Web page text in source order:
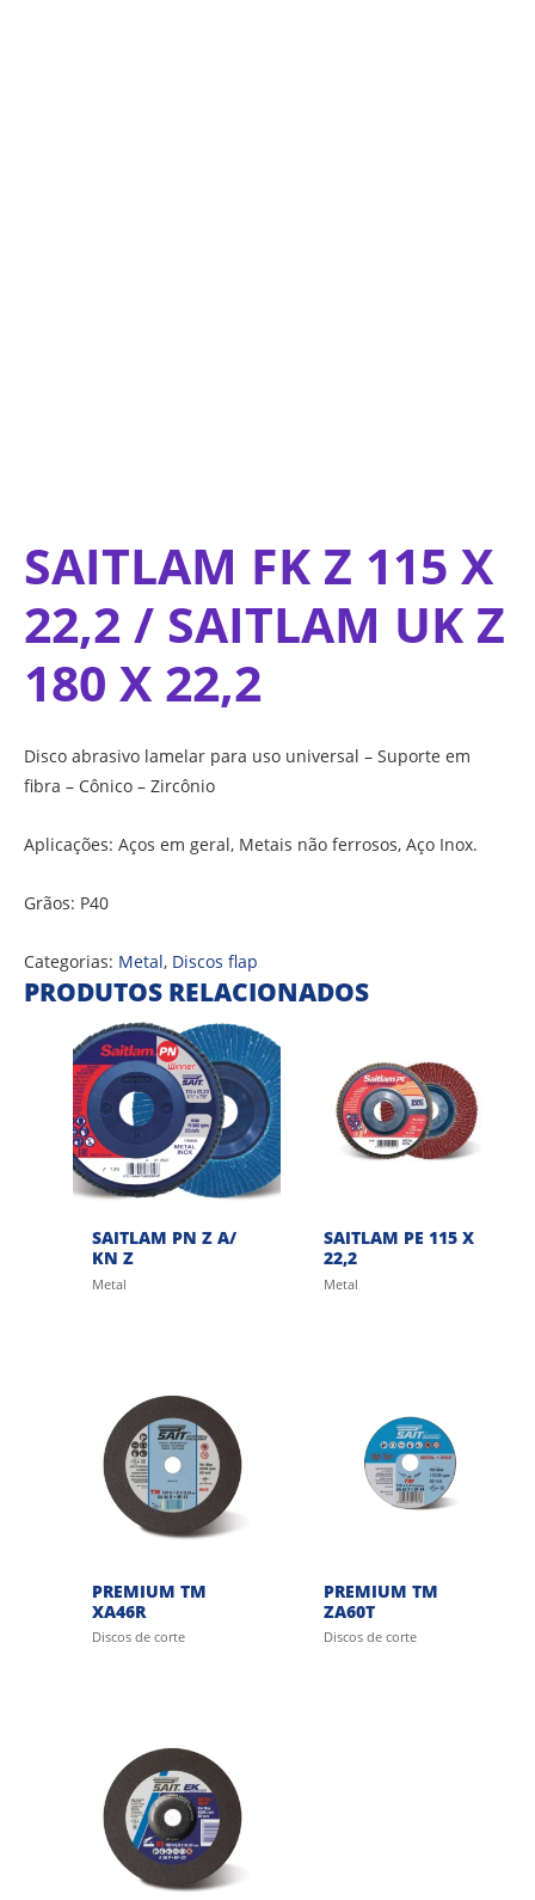
SAITLAM FK Z 115 X
22,2 / SAITLAM UK Z
180 X 22,2
Disco abrasivo lamelar para uso universal – Suporte em
fibra – Cônico – Zircônio
Aplicações: Aços em geral, Metais não ferrosos, Aço Inox.
Grãos: P40
Categorias: Metal, Discos flap
PRODUTOS RELACIONADOS
SAITLAM PN Z A/
KN Z
Metal
SAITLAM PE 115 X
22,2
Metal
PREMIUM TM
XA46R
Discos de corte
PREMIUM TM
ZA60T
Discos de corte